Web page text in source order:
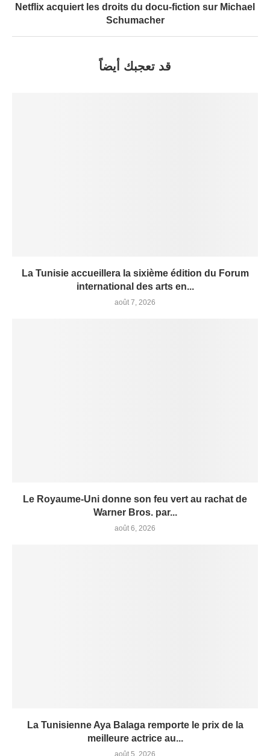
Netflix acquiert les droits du docu-fiction sur Michael
Schumacher
قد تعجبك أيضاً
La Tunisie accueillera la sixième édition du Forum
international des arts en...
août 7, 2026
Le Royaume-Uni donne son feu vert au rachat de
Warner Bros. par...
août 6, 2026
La Tunisienne Aya Balaga remporte le prix de la
meilleure actrice au...